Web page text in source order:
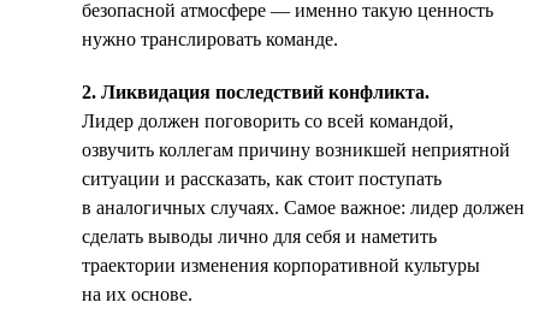
безопасной атмосфере — именно такую ценность
нужно транслировать команде.
2. Ликвидация последствий конфликта.
Лидер должен поговорить со всей командой,
озвучить коллегам причину возникшей неприятной
ситуации и рассказать, как стоит поступать
в аналогичных случаях. Самое важное: лидер должен
сделать выводы лично для себя и наметить
траектории изменения корпоративной культуры
на их основе.